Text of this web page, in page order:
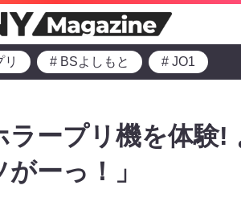
# BSよしもと # JO1
ラープリ機を体験!
ーっ！」